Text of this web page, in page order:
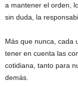
a mantener el orden,
sin duda, la
Más que nunca, cada
tener en cuenta las
cotidiana, tanto para
demás.